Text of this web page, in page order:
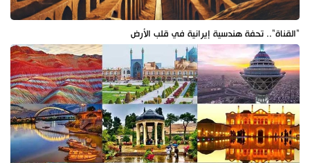
"القناة".. تحفة هندسية إيرانية في قلب الأرض